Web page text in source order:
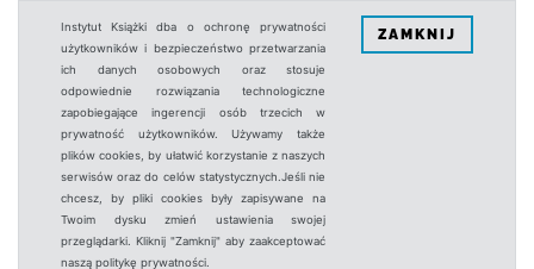
Instytut Książki dba o ochronę prywatności
użytkowników i bezpieczeństwo przetwarzania
ich danych osobowych oraz stosuje
odpowiednie rozwiązania technologiczne
zapobiegające ingerencji osób trzecich w
prywatność użytkowników. Używamy także
plików cookies, by ułatwić korzystanie z naszych
serwisów oraz do celów statystycznych.Jeśli nie
chcesz, by pliki cookies były zapisywane na
Twoim dysku zmień ustawienia swojej
przeglądarki. Kliknij "Zamknij" aby zaakceptować
naszą politykę prywatności.
ZAMKNIJ